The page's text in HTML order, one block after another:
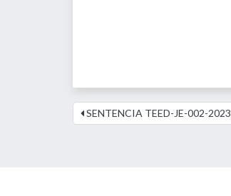
SENTENCIA TEED-JE-002-2023